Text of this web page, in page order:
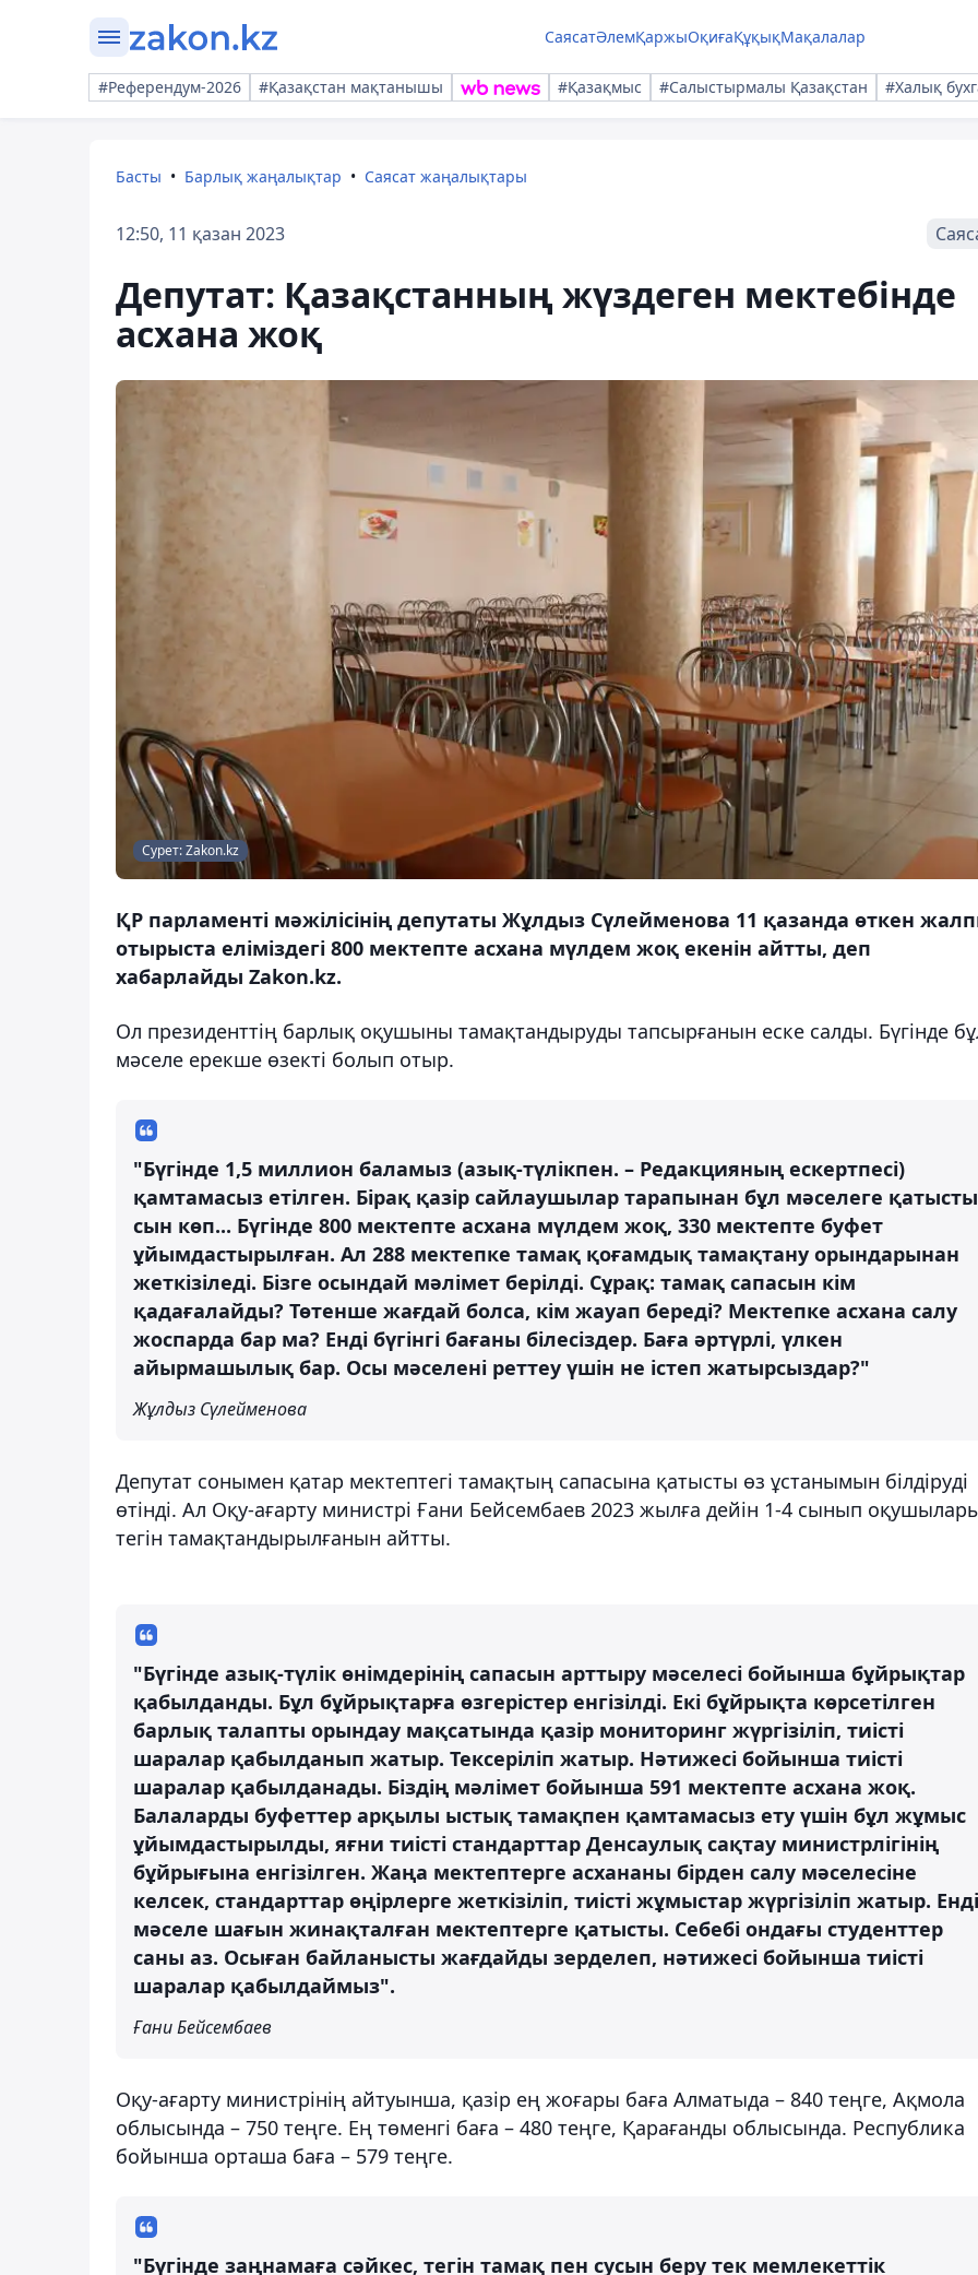
СаясатӘлемҚаржыОқиғаҚұқықМақалалар
#Референдум-2026 #Қазақстан мақтанышы #Қазақмыс #Салыстырмалы Қазақстан #Халық
Басты Барлық жаңалықтар Саясат жаңалықтары
12:50, 11 қазан 2023
Депутат: Қазақстанның жүздеген мектебінде
асхана жоқ
Сурет: Zakon.kz
ҚР парламенті мәжілісінің депутаты Жұлдыз Сүлейменова 11 қазанда өткен
отырыста еліміздегі 800 мектепте асхана мүлдем жоқ екенін айтты, деп
хабарлайды Zakon.kz.
Ол президенттің барлық оқушыны тамақтандыруды тапсырғанын еске салды. Бүгінде
мәселе ерекше өзекті болып отыр.
"Бүгінде 1,5 миллион баламыз (азық-түлікпен. – Редакцияның ескертпесі)
қамтамасыз етілген. Бірақ қазір сайлаушылар тарапынан бұл мәселеге қатысты
сын көп... Бүгінде 800 мектепте асхана мүлдем жоқ, 330 мектепте буфет
ұйымдастырылған. Ал 288 мектепке тамақ қоғамдық тамақтану орындарынан
жеткізіледі. Бізге осындай мәлімет берілді. Сұрақ: тамақ сапасын кім
қадағалайды? Төтенше жағдай болса, кім жауап береді? Мектепке асхана салу
жоспарда бар ма? Енді бүгінгі бағаны білесіздер. Баға әртүрлі, үлкен
айырмашылық бар. Осы мәселені реттеу үшін не істеп жатырсыздар?"
Жұлдыз Сүлейменова
Депутат сонымен қатар мектептегі тамақтың сапасына қатысты өз ұстанымын білдіруді
өтінді. Ал Оқу-ағарту министрі Ғани Бейсембаев 2023 жылға дейін 1-4 сынып
тегін тамақтандырылғанын айтты.
"Бүгінде азық-түлік өнімдерінің сапасын арттыру мәселесі бойынша бұйрықтар
қабылданды. Бұл бұйрықтарға өзгерістер енгізілді. Екі бұйрықта көрсетілген
барлық талапты орындау мақсатында қазір мониторинг жүргізіліп, тиісті
шаралар қабылданып жатыр. Тексеріліп жатыр. Нәтижесі бойынша тиісті
шаралар қабылданады. Біздің мәлімет бойынша 591 мектепте асхана жоқ.
Балаларды буфеттер арқылы ыстық тамақпен қамтамасыз ету үшін бұл жұмыс
ұйымдастырылды, яғни тиісті стандарттар Денсаулық сақтау министрлігінің
бұйрығына енгізілген. Жаңа мектептерге асхананы бірден салу мәселесіне
келсек, стандарттар өңірлерге жеткізіліп, тиісті жұмыстар жүргізіліп жатыр. Енді
мәселе шағын жинақталған мектептерге қатысты. Себебі ондағы студенттер
саны аз. Осыған байланысты жағдайды зерделеп, нәтижесі бойынша тиісті
шаралар қабылдаймыз".
Ғани Бейсембаев
Оқу-ағарту министрінің айтуынша, қазір ең жоғары баға Алматыда – 840 теңге, Ақмола
облысында – 750 теңге. Ең төменгі баға – 480 теңге, Қарағанды ​​облысында. Республика
бойынша орташа баға – 579 теңге.
"Бүгінде заңнамаға сәйкес, тегін тамақ пен сусын беру тек мемлекеттік